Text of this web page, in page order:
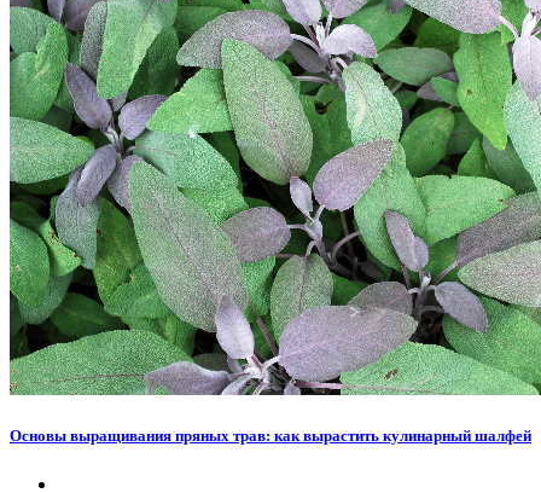
Основы выращивания пряных трав: как вырастить кулинарный шалфей